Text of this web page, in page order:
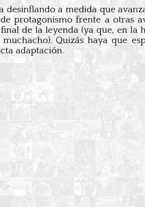
a medida que
protagonismo frente a otras
de la leyenda (ya que, en la
Quizás haya que
adaptación.